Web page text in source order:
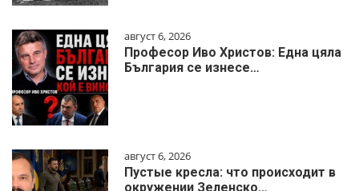
август 6, 2026
Професор Иво Христов: Една цяла
България се изнесе…
август 6, 2026
Пустые кресла: что происходит в
окружении Зеленско…